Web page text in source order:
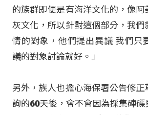
的族群即便是有海洋文化的，像阿
灰文化，所以針對這個部分，我們
情的對象，他們提出異議 我們只
議的對象討論就好。」
另外，族人也擔心海保署公告修
詢的60天後，會不會因為採集硨磲